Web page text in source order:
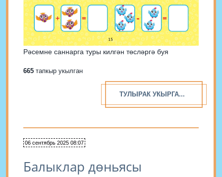
Рәсемне саннарга туры килгән төсләргә буя
665 тапкыр укылган
ТУЛЫРАК УКЫРГА...
06 сентябрь 2025 08:07
Балыклар дөньясы